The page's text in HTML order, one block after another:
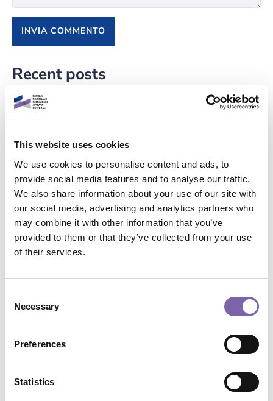
This website uses cookies
We use cookies to personalise content and ads, to
provide social media features and to analyse our traffic.
We also share information about your use of our site with
our social media, advertising and analytics partners who
may combine it with other information that you’ve
provided to them or that they’ve collected from your use
of their services.
Selection
Necessary
Preferences
Statistics
Recent posts
L’importanza della valorizzazione della cultura locale
TEAC
Conservare il passato con uno sguardo al futuro
Categoria 3
Search
african
Archive